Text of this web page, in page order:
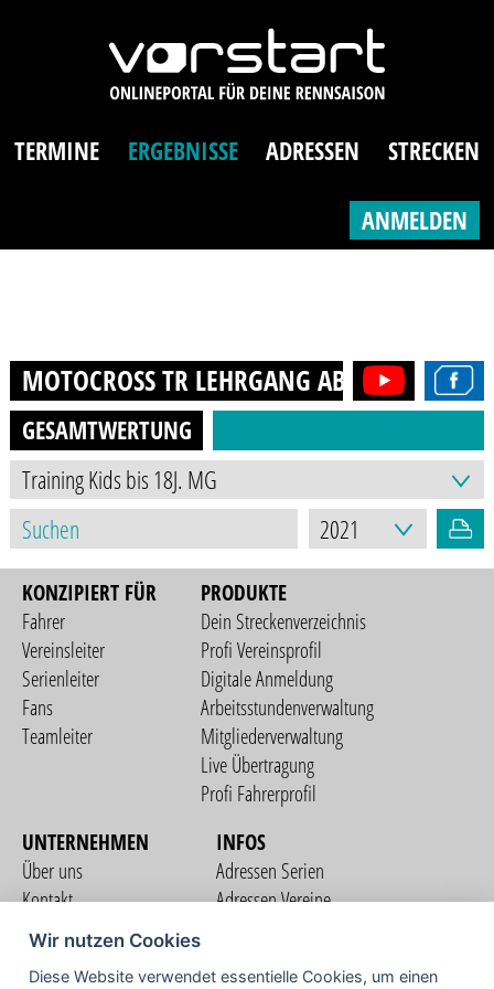
TERMINE ERGEBNISSE ADRESSEN STRECKEN
ANMELDEN
MOTOCROSS TR LEHRGANG AB 125 CCM
GESAMTWERTUNG
KONZIPIERT FÜR
Fahrer
Vereinsleiter
Serienleiter
Fans
Teamleiter
PRODUKTE
Dein Streckenverzeichnis
Profi Vereinsprofil
Digitale Anmeldung
Arbeitsstundenverwaltung
Mitgliederverwaltung
Live Übertragung
Profi Fahrerprofil
UNTERNEHMEN
Über uns
Kontakt
Nutzungsbedingungen
Datenschutzerklärung
INFOS
Adressen Serien
Adressen Vereine
Wir nutzen Cookies
Diese Website verwendet essentielle Cookies, um einen